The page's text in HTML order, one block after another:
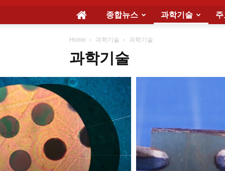
종합뉴스 과학기술
Home 과학기술 과학기술
과학기술